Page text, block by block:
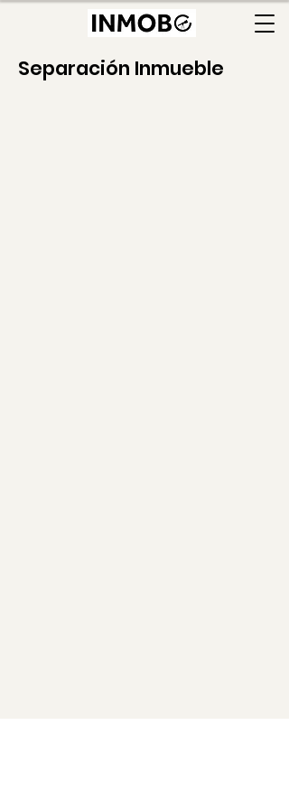
Separación Inmueble